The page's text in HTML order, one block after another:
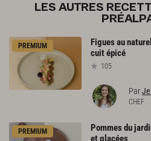
LES AUTRES
PREMIUM Figuesaunaturel
cuitépicé
105
Par
CHEF
PREMIUM Pommesdu
etglacées